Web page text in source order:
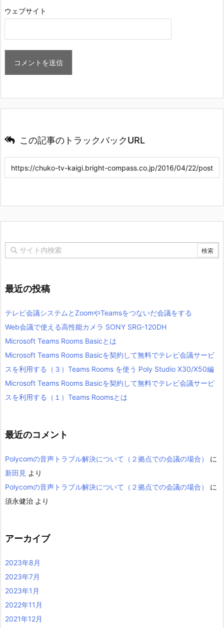
ウェブサイト
この記事のトラックバックURL
最近の投稿
テレビ会議システムとZoomやTeamsをつないだ会議をする
Web会議で使える高性能カメラ SONY SRG-120DH
Microsoft Teams Rooms Basicとは
Microsoft Teams Rooms Basicを契約して無料でテレビ会議サービ
スを利用する（３）Teams Rooms を使う Poly Studio X30/X50編
Microsoft Teams Rooms Basicを契約して無料でテレビ会議サービ
スを利用する（１）Teams Roomsとは
最近のコメント
Polycomの音声トラブル解決について（２拠点での会議の場合）
に
新田見 より
Polycomの音声トラブル解決について（２拠点での会議の場合）
に
須永健治 より
アーカイブ
2023年8月
2023年7月
2023年1月
2022年11月
2021年12月